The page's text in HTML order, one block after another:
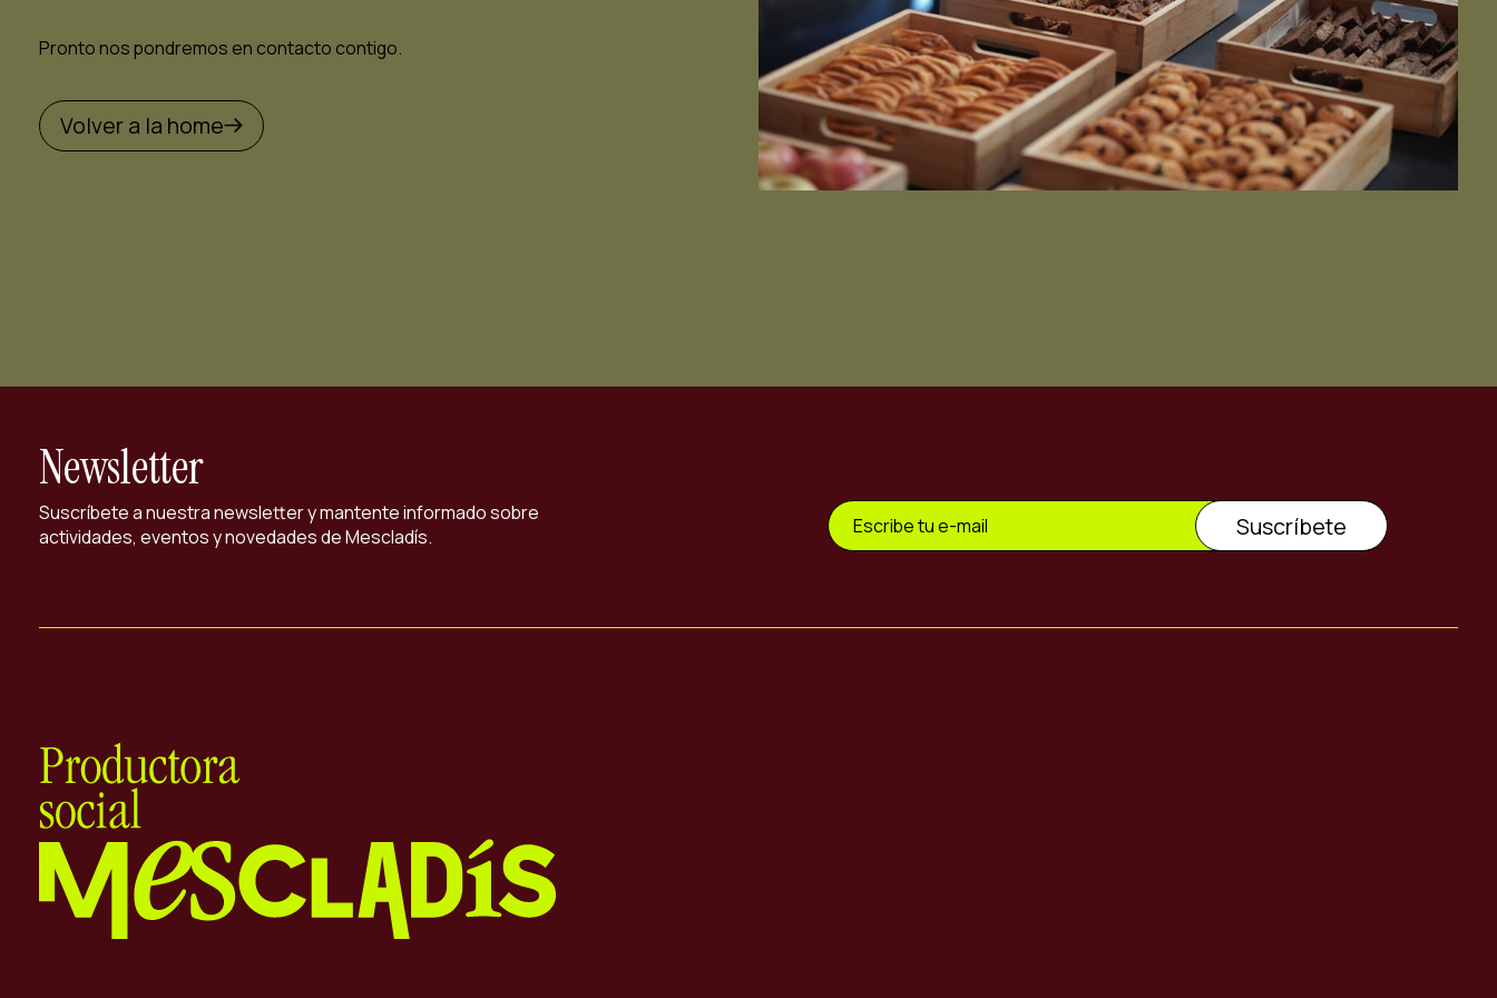
Pronto nos pondremos en contacto contigo.
Volver a la home
Newsletter
Suscríbete a nuestra newsletter y mantente informado sobre
actividades, eventos y novedades de Mescladís.